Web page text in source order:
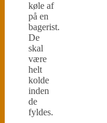
køle af
på en
bagerist.
De
skal
være
helt
kolde
inden
de
fyldes.